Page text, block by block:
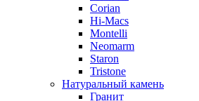
Corian
Hi-Macs
Montelli
Neomarm
Staron
Tristone
Натуральный камень
Гранит